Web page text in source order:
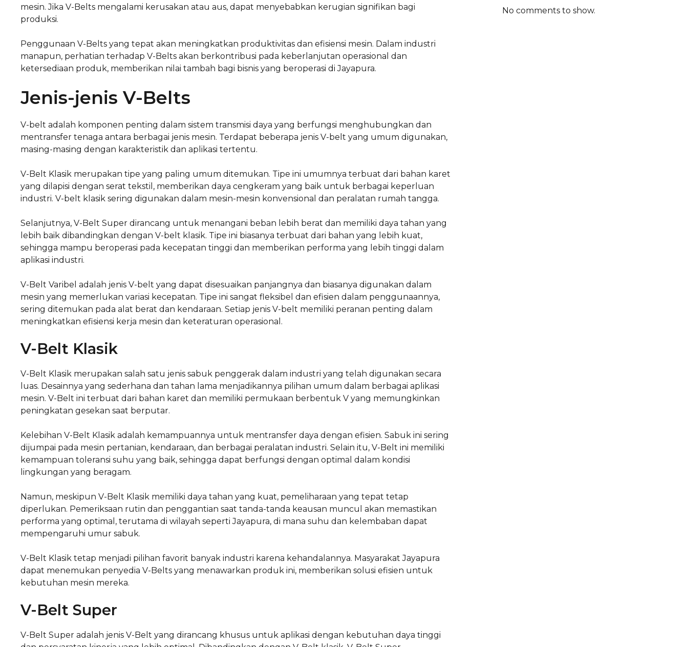
mesin. Jika V-Belts mengalami kerusakan atau aus, dapat menyebabkan kerugian signifikan bagi
produksi.
Penggunaan V-Belts yang tepat akan meningkatkan produktivitas dan efisiensi mesin. Dalam industri
manapun, perhatian terhadap V-Belts akan berkontribusi pada keberlanjutan operasional dan
ketersediaan produk, memberikan nilai tambah bagi bisnis yang beroperasi di Jayapura.
Jenis-jenis V-Belts
V-belt adalah komponen penting dalam sistem transmisi daya yang berfungsi menghubungkan dan
mentransfer tenaga antara berbagai jenis mesin. Terdapat beberapa jenis V-belt yang umum digunakan,
masing-masing dengan karakteristik dan aplikasi tertentu.
V-Belt Klasik merupakan tipe yang paling umum ditemukan. Tipe ini umumnya terbuat dari bahan karet
yang dilapisi dengan serat tekstil, memberikan daya cengkeram yang baik untuk berbagai keperluan
industri. V-belt klasik sering digunakan dalam mesin-mesin konvensional dan peralatan rumah tangga.
Selanjutnya, V-Belt Super dirancang untuk menangani beban lebih berat dan memiliki daya tahan yang
lebih baik dibandingkan dengan V-belt klasik. Tipe ini biasanya terbuat dari bahan yang lebih kuat,
sehingga mampu beroperasi pada kecepatan tinggi dan memberikan performa yang lebih tinggi dalam
aplikasi industri.
V-Belt Varibel adalah jenis V-belt yang dapat disesuaikan panjangnya dan biasanya digunakan dalam
mesin yang memerlukan variasi kecepatan. Tipe ini sangat fleksibel dan efisien dalam penggunaannya,
sering ditemukan pada alat berat dan kendaraan. Setiap jenis V-belt memiliki peranan penting dalam
meningkatkan efisiensi kerja mesin dan keteraturan operasional.
V-Belt Klasik
V-Belt Klasik merupakan salah satu jenis sabuk penggerak dalam industri yang telah digunakan secara
luas. Desainnya yang sederhana dan tahan lama menjadikannya pilihan umum dalam berbagai aplikasi
mesin. V-Belt ini terbuat dari bahan karet dan memiliki permukaan berbentuk V yang memungkinkan
peningkatan gesekan saat berputar.
Kelebihan V-Belt Klasik adalah kemampuannya untuk mentransfer daya dengan efisien. Sabuk ini sering
dijumpai pada mesin pertanian, kendaraan, dan berbagai peralatan industri. Selain itu, V-Belt ini memiliki
kemampuan toleransi suhu yang baik, sehingga dapat berfungsi dengan optimal dalam kondisi
lingkungan yang beragam.
Namun, meskipun V-Belt Klasik memiliki daya tahan yang kuat, pemeliharaan yang tepat tetap
diperlukan. Pemeriksaan rutin dan penggantian saat tanda-tanda keausan muncul akan memastikan
performa yang optimal, terutama di wilayah seperti Jayapura, di mana suhu dan kelembaban dapat
mempengaruhi umur sabuk.
V-Belt Klasik tetap menjadi pilihan favorit banyak industri karena kehandalannya. Masyarakat Jayapura
dapat menemukan penyedia V-Belts yang menawarkan produk ini, memberikan solusi efisien untuk
kebutuhan mesin mereka.
V-Belt Super
V-Belt Super adalah jenis V-Belt yang dirancang khusus untuk aplikasi dengan kebutuhan daya tinggi
No comments to show.